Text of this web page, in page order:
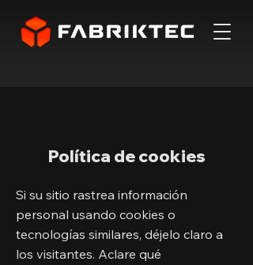
Política de cookies
Si su sitio rastrea información
personal usando cookies o
tecnologías similares, déjelo claro a
los visitantes. Aclare qué